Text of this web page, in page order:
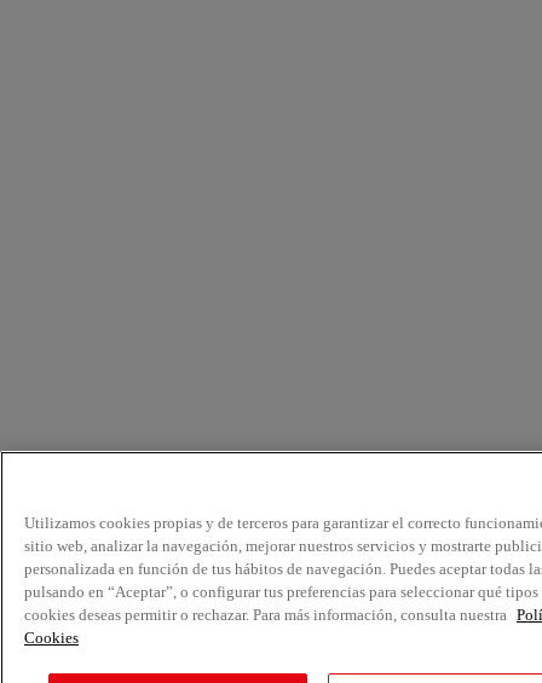
Utilizamos cookies propias y de terceros para garantizar el correcto
sitio web, analizar la navegación, mejorar nuestros servicios y mostrarte
personalizada en función de tus hábitos de navegación. Puedes aceptar todas
pulsando en “Aceptar”, o configurar tus preferencias para seleccionar qué tipos
cookies deseas permitir o rechazar. Para más información, consulta nuestra
Cookies